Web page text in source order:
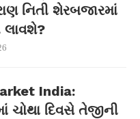
નિતી શેરબજારમાં
India:
ચોથા દિવસે તેજીની